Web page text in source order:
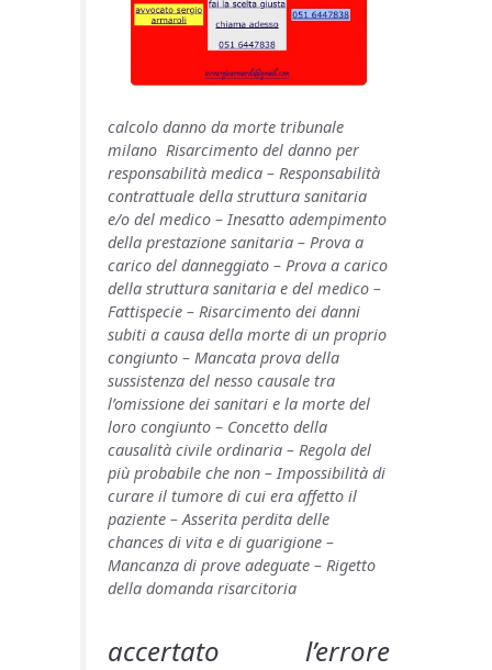
calcolo danno da morte tribunale
milano Risarcimento del danno per
responsabilità medica – Responsabilità
contrattuale della struttura sanitaria
e/o del medico – Inesatto adempimento
della prestazione sanitaria – Prova a
carico del danneggiato – Prova a carico
della struttura sanitaria e del medico –
Fattispecie – Risarcimento dei danni
subiti a causa della morte di un proprio
congiunto – Mancata prova della
sussistenza del nesso causale tra
l’omissione dei sanitari e la morte del
loro congiunto – Concetto della
causalità civile ordinaria – Regola del
più probabile che non – Impossibilità di
curare il tumore di cui era affetto il
paziente – Asserita perdita delle
chances di vita e di guarigione –
Mancanza di prove adeguate – Rigetto
della domanda risarcitoria
accertato l’errore